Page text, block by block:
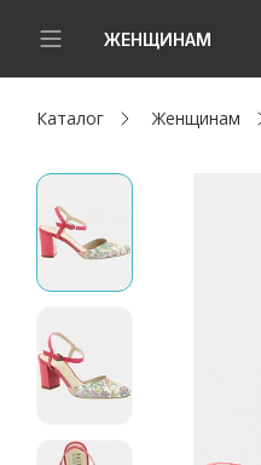
ЖЕНЩИНАМ
Новинки
Женщинам
Мужчинам
Каталог Женщинам